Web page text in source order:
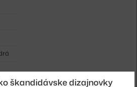
škandidávske dizajnovky